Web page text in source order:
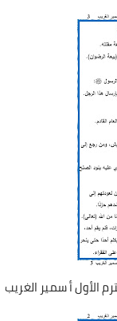
الأول أ سمير الغريب